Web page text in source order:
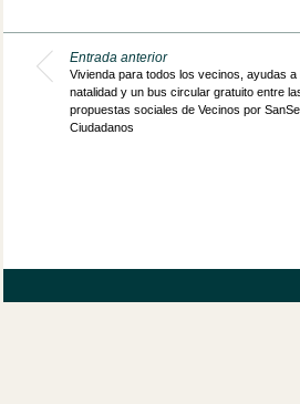
Entrada anterior
Vivienda para todos los vecinos, ayudas a
natalidad y un bus circular gratuito entre
propuestas sociales de Vecinos por
Ciudadanos